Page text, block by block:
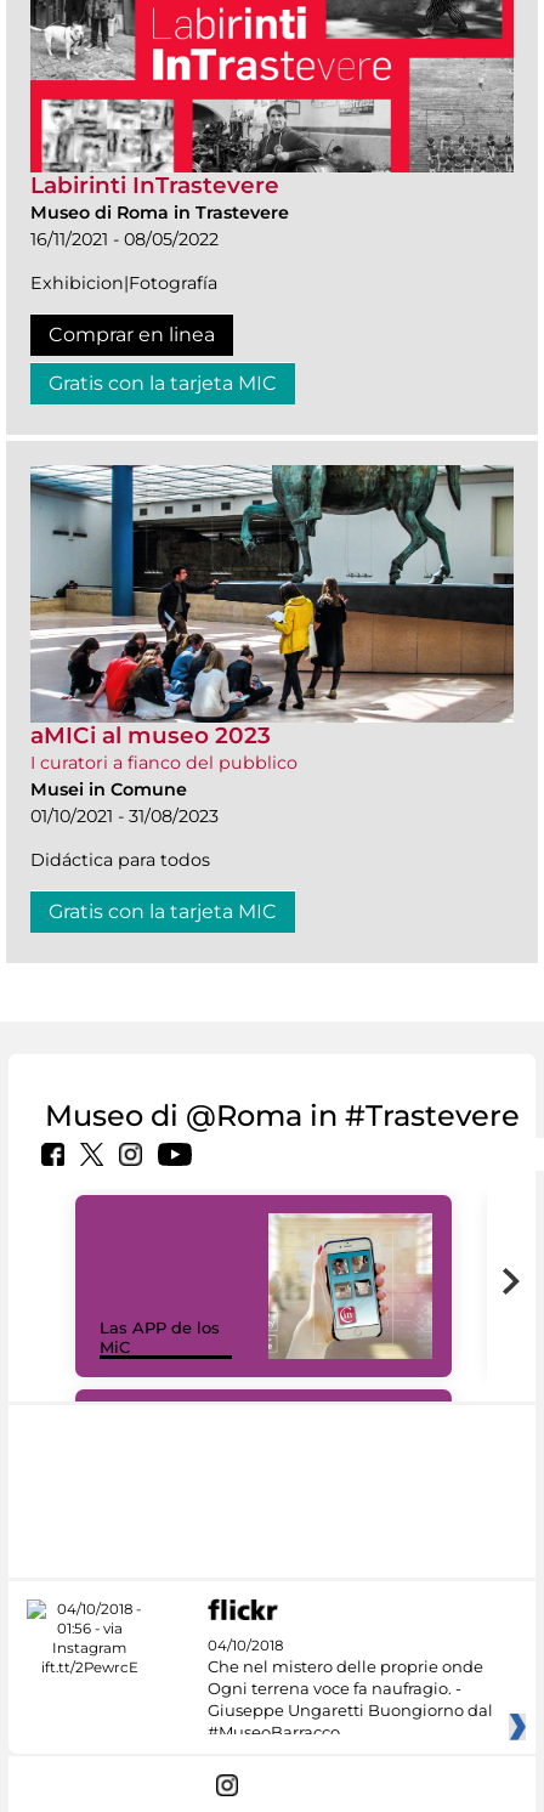
Labirinti InTrastevere
Museo di Roma in Trastevere
16/11/2021 - 08/05/2022
Exhibicion|Fotografía
Comprar en linea
Gratis con la tarjeta MIC
aMICi al museo 2023
I curatori a fianco del pubblico
Musei in Comune
01/10/2021 - 31/08/2023
Didáctica para todos
Gratis con la tarjeta MIC
Museo di @Roma in #Trastevere
Las APP de los
MiC
04/10/2018
Che nel mistero delle proprie onde
Ogni terrena voce fa naufragio. -
Giuseppe Ungaretti Buongiorno dal
#MuseoBarracco